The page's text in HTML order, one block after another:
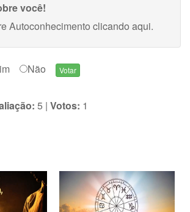
você!
Autoconhecimento clicando aqui.
Não
5 | Votos: 1